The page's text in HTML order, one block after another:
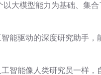
大模型能力为基础、集
智能驱动的深度研究助手
工智能像人类研究员一样